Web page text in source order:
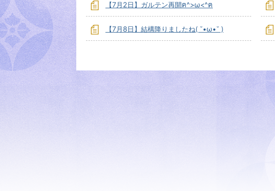
【7月2日】ガルテン再開ฅ^>ω<^ฅ
【7月8日】結構降りましたね( ˘•ω•˘ )